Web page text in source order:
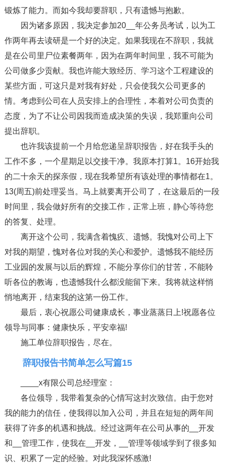
锻炼了能力。而如今我却要辞职，只有遗憾与抱歉。
因为诸多原因，我决定参加20__年公务员考试，以为工
作两年再去读研是一个好的决定。如果我现在不辞职，我就
是在公司里尸位素餐两年，因为在两年时间里，我不可能为
公司做多少贡献。我也许能大致经历、学习这个工程建设的
某些方面，可这只是对我有好处，只会使我欠公司更多的
情。考虑到公司在人员安排上的合理性，本着对公司负责的
态度，为了不让公司因我而造成决策的失误，我郑重向公司
提出辞职。
也许我该提前一个月给您递呈辞职报告，好在我手头的
工作不多，一个星期足以交接干净。我原本打算1。16开始我
的二十余天的探亲假，现在我希望所有该处理的事情都在1。
13(周五)前处理妥当。马上就要离开公司了，在这最后的一段
时间里，我会做好所有的交接工作，正常上班，静心等待您
的答复、处理。
离开这个公司，我满含着愧疚、遗憾。我愧对公司上下
对我的期望，愧对各位对我的关心和爱护。遗憾我不能经历
工业园的发展与以后的辉煌，不能分享你们的甘苦，不能聆
听各位的教诲，也遗憾我什么都没能留下来。我将就这样悄
悄地离开，结束我的这第一份工作。
最后，衷心祝愿公司健康成长，事业蒸蒸日上!祝愿各位
领导与同事：健康快乐，平安幸福!
施工单位辞职报告，尽在。
辞职报告书简单怎么写篇15
____x有限公司总经理室：
各位领导，我带着复杂的心情写这封次致信。由于您对
我的能力的信任，使我得以加入公司，并且在短短的两年间
获得了许多的机遇和挑战。经过这两年在公司从事的__开发
和__管理工作，使我在__开发，__管理等领域学到了很多知
识、积累了一定的经验。对此我深怀感激!